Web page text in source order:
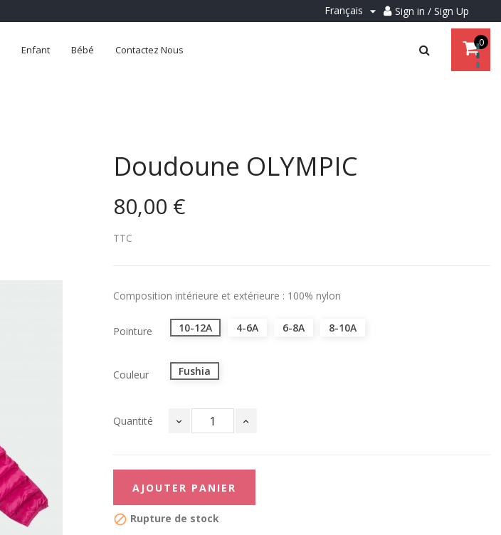
Français  Sign in / Sign Up
Enfant Bébé Contactez Nous
0
Doudoune OLYMPIC
80,00 €
TTC
Composition intérieure et extérieure : 100% nylon
Pointure 10-12A 4-6A 6-8A 8-10A
Couleur Fushia
Quantité
AJOUTER PANIER
 Rupture de stock